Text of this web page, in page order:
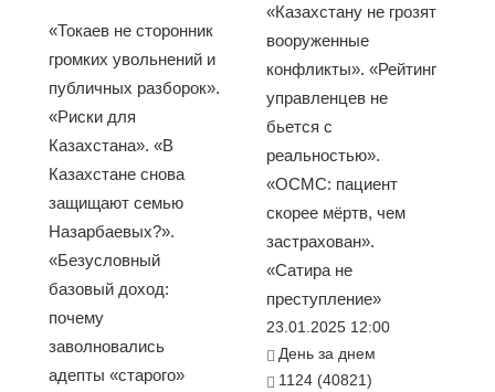
«Токаев не сторонник
громких увольнений и
публичных разборок».
«Риски для
Казахстана». «В
Казахстане снова
защищают семью
Назарбаевых?».
«Безусловный
базовый доход:
почему
заволновались
адепты «старого»
«Казахстану не грозят
вооруженные
конфликты». «Рейтинг
управленцев не
бьется с
реальностью».
«ОСМС: пациент
скорее мёртв, чем
застрахован».
«Сатира не
преступление»
23.01.2025 12:00
День за днем
1124 (40821)